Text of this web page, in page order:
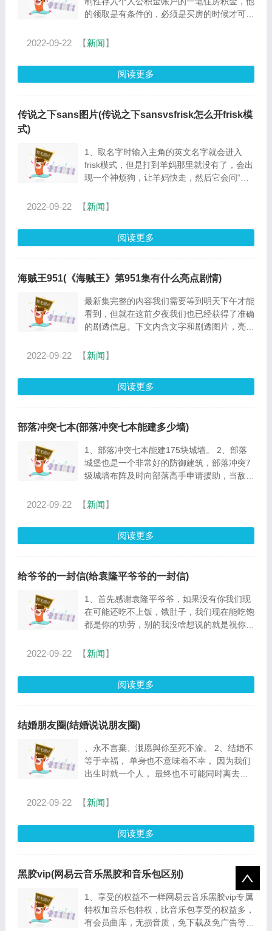
的领取是有条件的，必须是买房的时候才可以
修...
2022-09-22 【新闻】
阅读更多
传说之下sans图片(传说之下sansvsfrisk怎么开frisk模
式)
1、取名字时输入主角的英文名字就会进入
frisk模式，但是打到羊妈那里就没有了，会出
现一个神烦狗，让羊妈快走，然后它会问“你
2022-09-22 【新闻】
阅读更多
海贼王951(《海贼王》第951集有什么亮点剧情)
最新集完整的内容我们需要等到明天下午才能
看到，但就在这前夕夜我们也已经获得了准确
的剧透信息。下文内含文字和剧透图片，亮点
上了...
2022-09-22 【新闻】
阅读更多
部落冲突七本(部落冲突七本能建多少墙)
1、部落冲突七本能建175块城墙。 2、部落
城堡也是一个非常好的防御建筑，部落冲突7
级城墙布阵及时向部落高手申请援助，当敌人
攻者的噩...
2022-09-22 【新闻】
阅读更多
给爷爷的一封信(给袁隆平爷爷的一封信)
1、首先感谢袁隆平爷爷，如果没有你我们现
在可能还吃不上饭，饿肚子，我们现在能吃饱
都是你的功劳，别的我没啥想说的就是祝你长
2022-09-22 【新闻】
阅读更多
结婚朋友圈(结婚说说朋友圈)
、永不言棄、涐愿與伱至死不渝。 2、结婚不
等于幸福， 单身也不意味着不幸， 因为我们
出生时就一个人， 最终也不可能同时离去，
就这...
2022-09-22 【新闻】
阅读更多
黑胶vip(网易云音乐黑胶和音乐包区别)
1、享受的权益不一样网易云音乐黑胶vip专属
特权加音乐包特权，比音乐包享受的权益多，
有会员曲库，无损音质，免下载及免广告等，